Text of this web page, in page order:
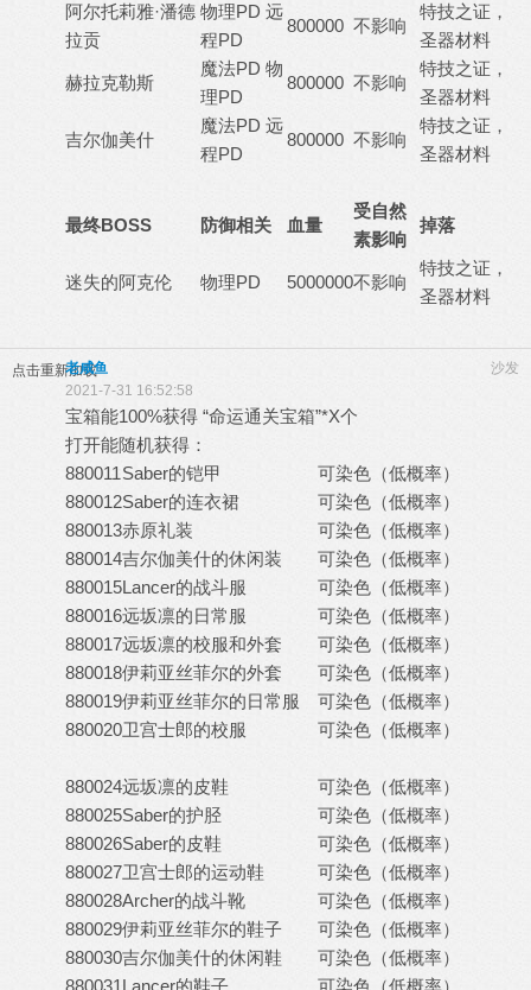
阿尔托莉雅·潘德
拉贡
物理PD 远
程PD
800000 不影响
特技之证，
圣器材料
赫拉克勒斯
魔法PD 物
理PD
800000 不影响
特技之证，
圣器材料
吉尔伽美什
魔法PD 远
程PD
800000 不影响
特技之证，
圣器材料
最终BOSS 防御相关 血量
受自然
素影响
掉落
迷失的阿克伦 物理PD 5000000不影响
特技之证，
圣器材料
点击重新加载 沙发
老咸鱼
2021-7-31 16:52:58
宝箱能100%获得 “命运通关宝箱”*X个
打开能随机获得：
880011Saber的铠甲
可染色（低概率）
880012Saber的连衣裙
可染色（低概率）
880013赤原礼装
可染色（低概率）
880014吉尔伽美什的休闲装
可染色（低概率）
880015Lancer的战斗服
可染色（低概率）
880016远坂凛的日常服
可染色（低概率）
880017远坂凛的校服和外套
可染色（低概率）
880018伊莉亚丝菲尔的外套
可染色（低概率）
880019伊莉亚丝菲尔的日常服
可染色（低概率）
880020卫宫士郎的校服 可染色（低概率）
880024远坂凛的皮鞋
可染色（低概率）
880025Saber的护胫
可染色（低概率）
880026Saber的皮鞋
可染色（低概率）
880027卫宫士郎的运动鞋
可染色（低概率）
880028Archer的战斗靴
可染色（低概率）
880029伊莉亚丝菲尔的鞋子
可染色（低概率）
880030吉尔伽美什的休闲鞋
可染色（低概率）
880031Lancer的鞋子 可染色（低概率）